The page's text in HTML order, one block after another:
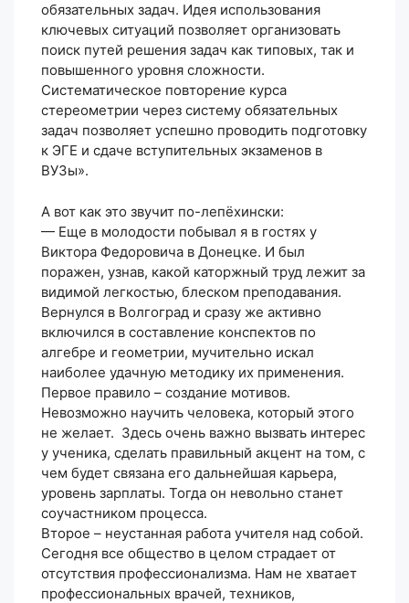
обязательных задач. Идея использования
ключевых ситуаций позволяет организовать
поиск путей решения задач как типовых, так и
повышенного уровня сложности.
Систематическое повторение курса
стереометрии через систему обязательных
задач позволяет успешно проводить подготовку
к ЭГЕ и сдаче вступительных экзаменов в
ВУЗы».
А вот как это звучит по-лепёхински:
— Еще в молодости побывал я в гостях у
Виктора Федоровича в Донецке. И был
поражен, узнав, какой каторжный труд лежит за
видимой легкостью, блеском преподавания.
Вернулся в Волгоград и сразу же активно
включился в составление конспектов по
алгебре и геометрии, мучительно искал
наиболее удачную методику их применения.
Первое правило – создание мотивов.
Невозможно научить человека, который этого
не желает. Здесь очень важно вызвать интерес
у ученика, сделать правильный акцент на том, с
чем будет связана его дальнейшая карьера,
уровень зарплаты. Тогда он невольно станет
соучастником процесса.
Второе – неустанная работа учителя над собой.
Сегодня все общество в целом страдает от
отсутствия профессионализма. Нам не хватает
профессиональных врачей, техников,